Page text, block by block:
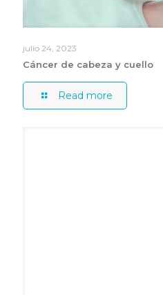
julio 24, 2023
Cáncer de cabeza y cuello
Read more